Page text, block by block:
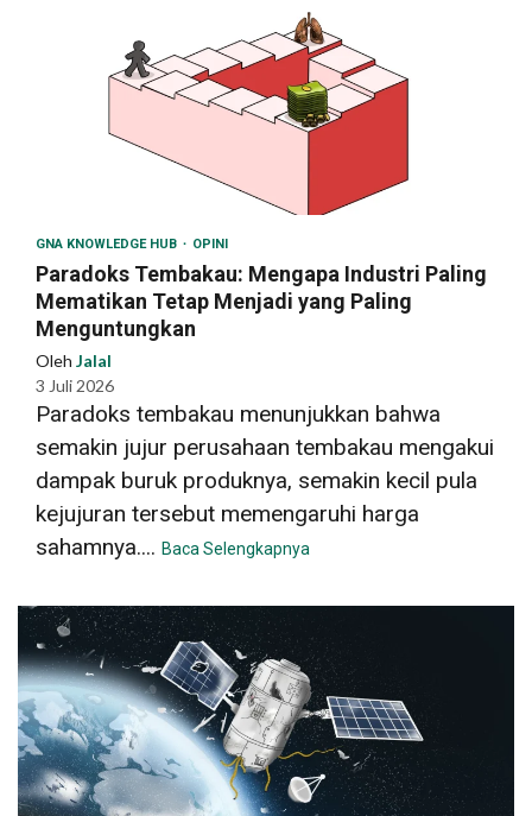
GNA KNOWLEDGE HUB OPINI
Paradoks Tembakau: Mengapa Industri Paling
Mematikan Tetap Menjadi yang Paling
Menguntungkan
Oleh Jalal
3 Juli 2026
Paradoks tembakau menunjukkan bahwa
semakin jujur perusahaan tembakau mengakui
dampak buruk produknya, semakin kecil pula
kejujuran tersebut memengaruhi harga
sahamnya.... Baca Selengkapnya